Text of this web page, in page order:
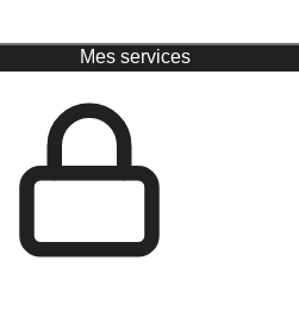
Mes services